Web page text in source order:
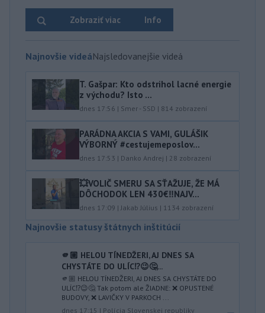
Info
Zobraziť viac
Najnovšie videáNajsledovanejšie videá
T. Gašpar: Kto odstrihol lacné energie
z východu? Isto ...
dnes 17:56 | Smer - SSD | 814 zobrazení
PARÁDNA AKCIA S VAMI, GULÁŠIK
VÝBORNÝ #cestujemeposlov...
dnes 17:53 | Danko Andrej | 28 zobrazení
💥VOLIČ SMERU SA SŤAŽUJE, ŽE MÁ
DÔCHODOK LEN 430€‼️NAJV...
dnes 17:09 |Jakab Július | 1134 zobrazení
Najnovšie statusy štátnych inštitúcií
🫵🏼 HELOU TÍNEDŽERI, AJ DNES SA
CHYSTÁTE DO ULÍC⁉️😉🤔...
🫵🏼 HELOU TÍNEDŽERI, AJ DNES SA CHYSTÁTE DO
ULÍC⁉️😉🤔 Tak potom ale ŽIADNE: ❌ OPUSTENÉ
BUDOVY, ❌ LAVIČKY V PARKOCH ...
dnes 17:15 | Polícia Slovenskej republiky